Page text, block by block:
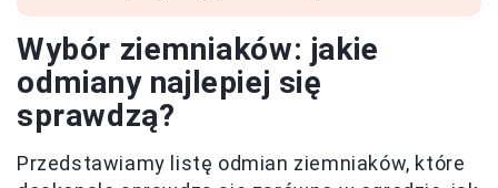
Wybór ziemniaków: jakie
odmiany najlepiej się
sprawdzą?
Przedstawiamy listę odmian ziemniaków, które